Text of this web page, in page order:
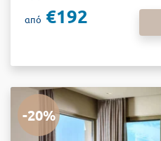
από €192
-20%